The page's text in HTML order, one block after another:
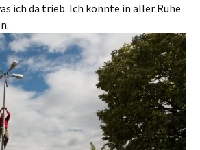
ich da trieb. Ich konnte in aller Ruhe